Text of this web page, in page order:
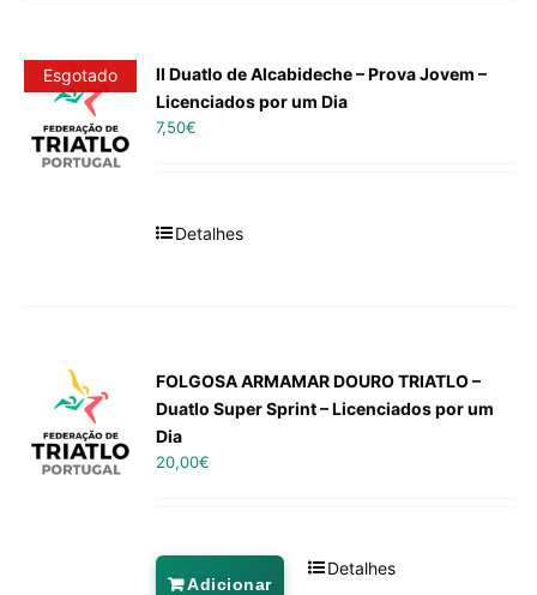
Esgotado
II Duatlo de Alcabideche – Prova Jovem –
Licenciados por um Dia
7,50€
Detalhes
FOLGOSA ARMAMAR DOURO TRIATLO –
Duatlo Super Sprint – Licenciados por um
Dia
20,00€
Adicionar
Detalhes